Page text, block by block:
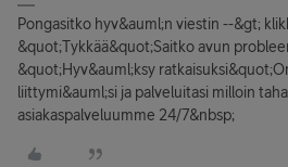
Pongasitko hyv&auml;n viestin --&gt;
&quot;Tykkää&quot;Saitko avun
&quot;Hyv&auml;ksy
liittymi&auml;si ja palveluitasi milloin
asiakaspalveluumme 24/7&nbsp;